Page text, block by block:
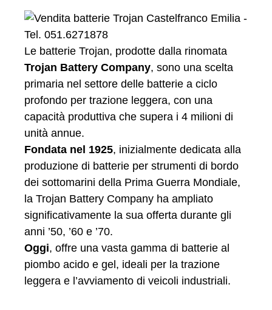
Le batterie Trojan, prodotte dalla rinomata
Trojan Battery Company, sono una scelta
primaria nel settore delle batterie a ciclo
profondo per trazione leggera, con una
capacità produttiva che supera i 4 milioni di
unità annue.
Fondata nel 1925, inizialmente dedicata alla
produzione di batterie per strumenti di bordo
dei sottomarini della Prima Guerra Mondiale,
la Trojan Battery Company ha ampliato
significativamente la sua offerta durante gli
anni ’50, ’60 e ’70.
Oggi, offre una vasta gamma di batterie al
piombo acido e gel, ideali per la trazione
leggera e l’avviamento di veicoli industriali.